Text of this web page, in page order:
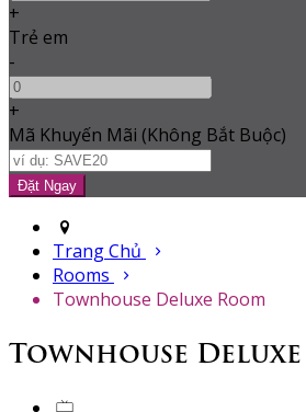
+
Trẻ em
-
+
Mã Khuyến Mãi (Không Bắt Buộc)
Trang Chủ
Rooms
Townhouse Deluxe Room
Townhouse